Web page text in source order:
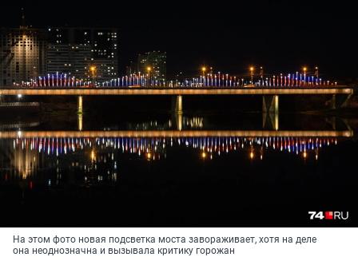
На этом фото новая подсветка моста завораживает, хотя на деле
она неоднозначна и вызывала критику горожан